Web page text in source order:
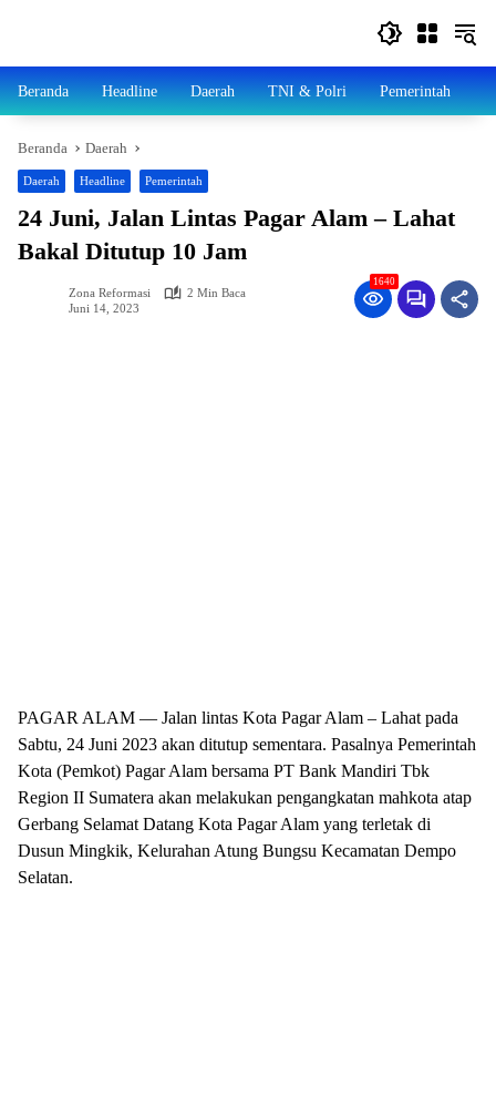
Beranda Headline Daerah TNI & Polri Pemerintah
Beranda Daerah
Daerah Headline Pemerintah
24 Juni, Jalan Lintas Pagar Alam – Lahat
Bakal Ditutup 10 Jam
Zona Reformasi
2 Min Baca
Juni 14, 2023
1640
PAGAR ALAM — Jalan lintas Kota Pagar Alam – Lahat pada
Sabtu, 24 Juni 2023 akan ditutup sementara. Pasalnya Pemerintah
Kota (Pemkot) Pagar Alam bersama PT Bank Mandiri Tbk
Region II Sumatera akan melakukan pengangkatan mahkota atap
Gerbang Selamat Datang Kota Pagar Alam yang terletak di
Dusun Mingkik, Kelurahan Atung Bungsu Kecamatan Dempo
Selatan.